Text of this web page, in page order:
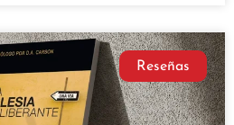
Reseñas